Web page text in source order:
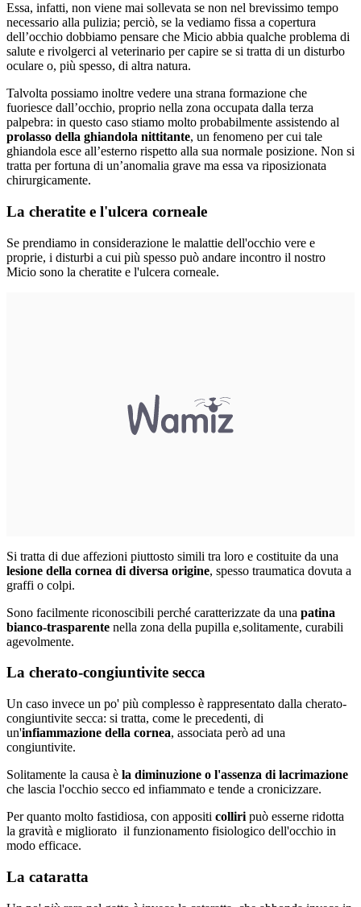
Essa, infatti, non viene mai sollevata se non nel brevissimo tempo
necessario alla pulizia; perciò, se la vediamo fissa a copertura
dell’occhio dobbiamo pensare che Micio abbia qualche problema di
salute e rivolgerci al veterinario per capire se si tratta di un disturbo
oculare o, più spesso, di altra natura.
Talvolta possiamo inoltre vedere una strana formazione che
fuoriesce dall’occhio, proprio nella zona occupata dalla terza
palpebra: in questo caso stiamo molto probabilmente assistendo al
prolasso della ghiandola nittitante, un fenomeno per cui tale
ghiandola esce all’esterno rispetto alla sua normale posizione. Non si
tratta per fortuna di un’anomalia grave ma essa va riposizionata
chirurgicamente.
La cheratite e l'ulcera corneale
Se prendiamo in considerazione le malattie dell'occhio vere e
proprie, i disturbi a cui più spesso può andare incontro il nostro
Micio sono la cheratite e l'ulcera corneale.
Si tratta di due affezioni piuttosto simili tra loro e costituite da una
lesione della cornea di diversa origine, spesso traumatica dovuta a
graffi o colpi.
Sono facilmente riconoscibili perché caratterizzate da una patina
bianco-trasparente nella zona della pupilla e,solitamente, curabili
agevolmente.
La cherato-congiuntivite secca
Un caso invece un po' più complesso è rappresentato dalla cherato-
congiuntivite secca: si tratta, come le precedenti, di
un'infiammazione della cornea, associata però ad una
congiuntivite.
Solitamente la causa è la diminuzione o l'assenza di lacrimazione
che lascia l'occhio secco ed infiammato e tende a cronicizzare.
Per quanto molto fastidiosa, con appositi colliri può esserne ridotta
la gravità e migliorato il funzionamento fisiologico dell'occhio in
modo efficace.
La cataratta